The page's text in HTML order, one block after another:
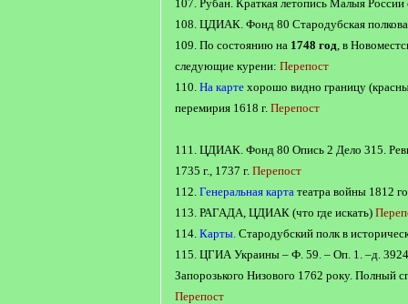
107. Рубан. Краткая летопись Малыя
108. ЦДИАК. Фонд 80 Стародубская
109. По состоянию на 1748 год, в
следующие курени: Перепост
110. На карте хорошо видно границу
перемирия 1618 г. Перепост
111. ЦДИАК. Фонд 80 Опись 2 Дело 315.
1735 г., 1737 г. Перепост
112. Генеральная карта театра войны 1812
113. РАГАДА, ЦДИАК (что где искать)
114. Карты. Стародубский полк в
115. ЦГИА Украины – Ф. 59. – Оп. 1. –д.
Запорозького Низового 1762 року. Полный
Перепост